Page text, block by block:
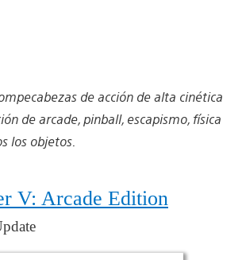
de acción de alta cinética
de arcade, pinball, escapismo, física
los objetos.
V: Arcade Edition